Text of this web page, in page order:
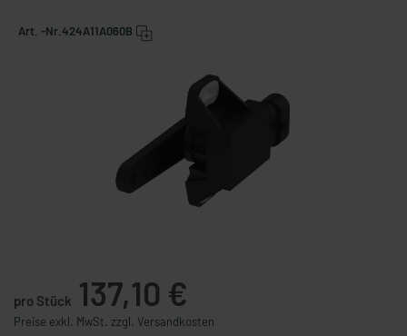
Art. -Nr. 424A11A060B
pro Stück 137,10 €
Preise exkl. MwSt. zzgl. Versandkosten